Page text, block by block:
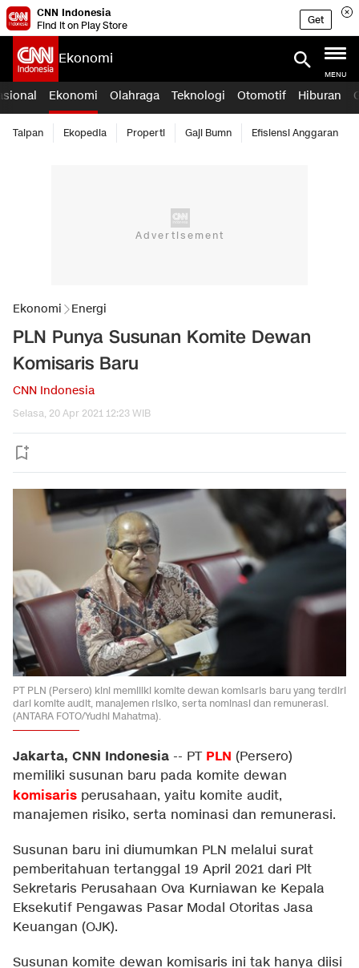
CNN Indonesia
Find it on Play Store
Get
Ekonomi
MENU
Ekonomi Olahraga Teknologi Otomotif Hiburan
Taipan Ekopedia Properti Gaji Bumn Efisiensi Anggaran
Ekonomi Energi
PLN Punya Susunan Komite Dewan
Komisaris Baru
CNN Indonesia
Selasa, 20 Apr 2021 12:23 WIB
PT PLN (Persero) kini memiliki komite dewan komisaris baru yang terdiri
dari komite audit, manajemen risiko, serta nominasi dan remunerasi.
(ANTARA FOTO/Yudhi Mahatma).
Jakarta, CNN Indonesia -- PT PLN (Persero)
memiliki susunan baru pada komite dewan
komisaris perusahaan, yaitu komite audit,
manajemen risiko, serta nominasi dan remunerasi.
Susunan baru ini diumumkan PLN melalui surat
pemberitahuan tertanggal 19 April 2021 dari Plt
Sekretaris Perusahaan Ova Kurniawan ke Kepala
Eksekutif Pengawas Pasar Modal Otoritas Jasa
Keuangan (OJK).
Susunan komite dewan komisaris ini tak hanya diisi